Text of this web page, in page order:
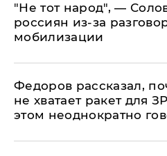
​"Не тот народ", —
россиян из-за
мобилизации
Федоров рассказал,
не хватает ракет для
этом неоднократно